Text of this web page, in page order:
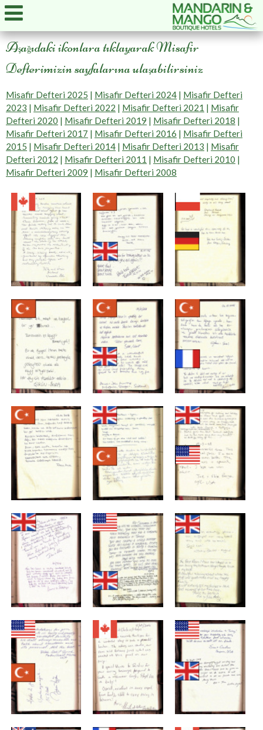
Aşağıdaki ikonlara tıklayarak Misafir
Defterimizin sayfalarına ulaşabilirsiniz
Misafir Defteri 2025 | Misafir Defteri 2024 | Misafir Defteri
2023 | Misafir Defteri 2022 | Misafir Defteri 2021 | Misafir
Defteri 2020 | Misafir Defteri 2019 | Misafir Defteri 2018 |
Misafir Defteri 2017 | Misafir Defteri 2016 | Misafir Defteri
2015 | Misafir Defteri 2014 | Misafir Defteri 2013 | Misafir
Defteri 2012 | Misafir Defteri 2011 | Misafir Defteri 2010 |
Misafir Defteri 2009 | Misafir Defteri 2008